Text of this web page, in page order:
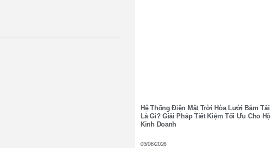
Hệ Thống Điện Mặt Trời Hòa Lưới Bám Tải
Là Gì? Giải Pháp Tiết Kiệm Tối Ưu Cho Hộ
Kinh Doanh
03/08/2026